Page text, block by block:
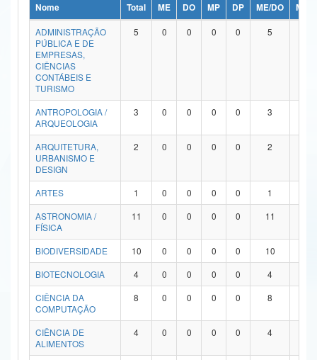
Ministério da Ciência, Tecnologia, Inovações e Comunicações
Ministério do Meio Ambiente
Ministério do Turismo
Ministério do Desenvolvimento Regional
Controladoria-Geral da União
Ministério da Mulher, da Família e dos Direitos Humanos
Secretaria de Governo
Advocacia-Geral da União
Banco Central do Brasil
Nome Total ME DO MP DP ME/DO
MP/
ADMINISTRAÇÃO
PÚBLICA E DE
EMPRESAS,
CIÊNCIAS
CONTÁBEIS E
TURISMO
5 0 0 0 0 5
ANTROPOLOGIA /
ARQUEOLOGIA
3 0 0 0 0 3
ARQUITETURA,
URBANISMO E
DESIGN
2 0 0 0 0 2
ARTES 1 0 0 0 0 1
ASTRONOMIA /
FÍSICA
11 0 0 0 0 11
BIODIVERSIDADE 10 0 0 0 0 10
BIOTECNOLOGIA
4 0 0 0 0 4
CIÊNCIA DA
COMPUTAÇÃO
8 0 0 0 0 8
CIÊNCIA DE
ALIMENTOS
4 0 0 0 0 4